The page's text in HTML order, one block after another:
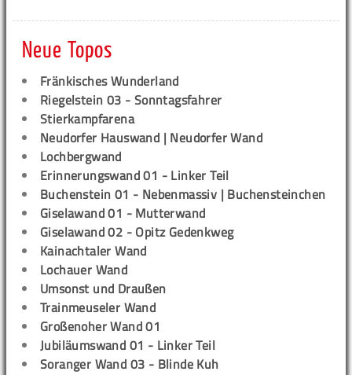
Neue Topos
Fränkisches Wunderland
Riegelstein 03 - Sonntagsfahrer
Stierkampfarena
Neudorfer Hauswand | Neudorfer Wand
Lochbergwand
Erinnerungswand 01 - Linker Teil
Buchenstein 01 - Nebenmassiv | Buchensteinchen
Giselawand 01 - Mutterwand
Giselawand 02 - Opitz Gedenkweg
Kainachtaler Wand
Lochauer Wand
Umsonst und Draußen
Trainmeuseler Wand
Großenoher Wand 01
Jubiläumswand 01 - Linker Teil
Soranger Wand 03 - Blinde Kuh